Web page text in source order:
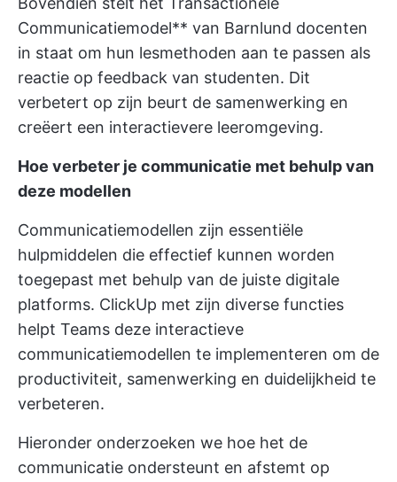
Communicatiemodel** van Barnlund docenten
in staat om hun lesmethoden aan te passen als
reactie op feedback van studenten. Dit
verbetert op zijn beurt de samenwerking en
creëert een interactievere leeromgeving.
Hoe verbeter je communicatie met behulp van
deze modellen
Communicatiemodellen zijn essentiële
hulpmiddelen die effectief kunnen worden
toegepast met behulp van de juiste digitale
platforms. ClickUp met zijn diverse functies
helpt Teams deze interactieve
communicatiemodellen te implementeren om de
productiviteit, samenwerking en duidelijkheid te
verbeteren.
Hieronder onderzoeken we hoe het de
communicatie ondersteunt en afstemt op